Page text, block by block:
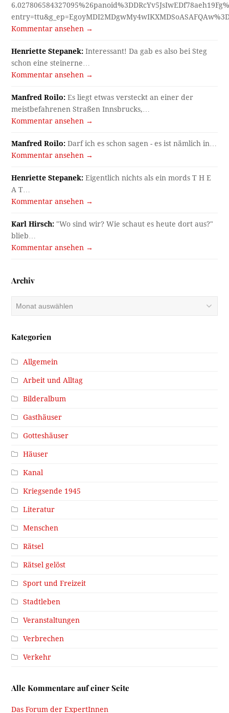
Kommentar ansehen →
Henriette Stepanek: Interessant! Da gab es also bei Steg
schon eine steinerne…
Kommentar ansehen →
Manfred Roilo: Es liegt etwas versteckt an einer der
meistbefahrenen Straßen Innsbrucks,…
Kommentar ansehen →
Manfred Roilo: Darf ich es schon sagen - es ist nämlich in…
Kommentar ansehen →
Henriette Stepanek: Eigentlich nichts als ein mords T H E
A T…
Kommentar ansehen →
Karl Hirsch: "Wo sind wir? Wie schaut es heute dort aus?"
blieb…
Kommentar ansehen →
Archiv
Kategorien
Allgemein
Arbeit und Alltag
Bilderalbum
Gasthäuser
Gotteshäuser
Häuser
Kanal
Kriegsende 1945
Literatur
Menschen
Rätsel
Rätsel gelöst
Sport und Freizeit
Stadtleben
Veranstaltungen
Verbrechen
Verkehr
Alle Kommentare auf einer Seite
Das Forum der ExpertInnen